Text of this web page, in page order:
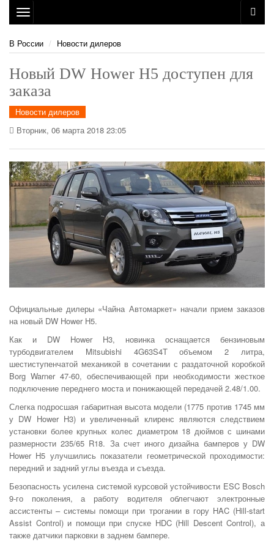
Toggle
navigation
В России
Новости дилеров
Новый DW Hower H5 доступен для
заказа
Новости дилеров
Вторник, 06 марта 2018 23:05
Официальные дилеры «Чайна Автомаркет» начали прием заказов
на новый DW Hower H5.
Как и DW Hower H3, новинка оснащается бензиновым
турбодвигателем Mitsubishi 4G63S4T объемом 2 литра,
шестиступенчатой механикой в сочетании с раздаточной коробкой
Borg Warner 47-60, обеспечивающей при необходимости жесткое
подключение переднего моста и понижающей передачей 2.48/1.00.
Слегка подросшая габаритная высота модели (1775 против 1745 мм
у DW Hower H3) и увеличенный клиренс являются следствием
установки более крупных колес диаметром 18 дюймов с шинами
размерности 235/65 R18. За счет иного дизайна бамперов у DW
Hower H5 улучшились показатели геометрической проходимости:
передний и задний углы въезда и съезда.
Безопасность усилена системой курсовой устойчивости ESC Bosch
9-го поколения, а работу водителя облегчают электронные
ассистенты – системы помощи при трогании в гору HAC (Hill-start
Assist Control) и помощи при спуске HDC (Hill Descent Control), а
также датчики парковки в заднем бампере.